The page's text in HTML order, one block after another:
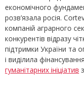
економічного
розв’язала росія.
компаній аграрного
конкурентів відразу
підтримки України та
і виділила
гуманітарних ініціатив